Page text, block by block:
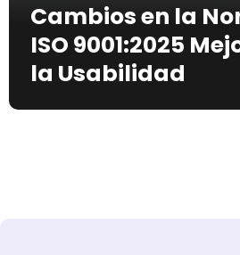
Cambios en la
ISO 9001:2025
la Usabilidad